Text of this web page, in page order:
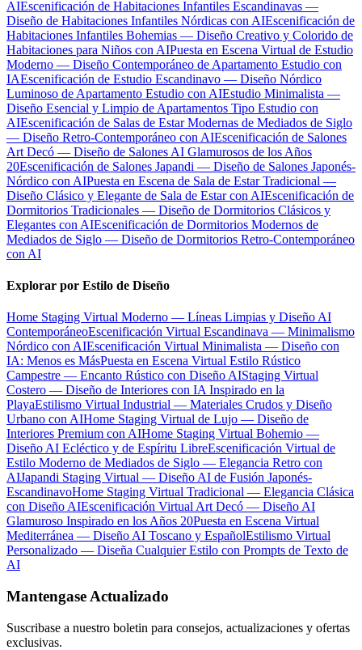
AIEscenificación de Habitaciones Infantiles Escandinavas —
Diseño de Habitaciones Infantiles Nórdicas con AIEscenificación de
Habitaciones Infantiles Bohemias — Diseño Creativo y Colorido de
Habitaciones para Niños con AIPuesta en Escena Virtual de Estudio
Moderno — Diseño Contemporáneo de Apartamento Estudio con
IAEscenificación de Estudio Escandinavo — Diseño Nórdico
Luminoso de Apartamento Estudio con AIEstudio Minimalista —
Diseño Esencial y Limpio de Apartamentos Tipo Estudio con
AIEscenificación de Salas de Estar Modernas de Mediados de Siglo
— Diseño Retro-Contemporáneo con AIEscenificación de Salones
Art Decó — Diseño de Salones AI Glamurosos de los Años
20Escenificación de Salones Japandi — Diseño de Salones Japonés-
Nórdico con AIPuesta en Escena de Sala de Estar Tradicional —
Diseño Clásico y Elegante de Sala de Estar con AIEscenificación de
Dormitorios Tradicionales — Diseño de Dormitorios Clásicos y
Elegantes con AIEscenificación de Dormitorios Modernos de
Mediados de Siglo — Diseño de Dormitorios Retro-Contemporáneo
con AI
Explorar por Estilo de Diseño
Home Staging Virtual Moderno — Líneas Limpias y Diseño AI
ContemporáneoEscenificación Virtual Escandinava — Minimalismo
Nórdico con AIEscenificación Virtual Minimalista — Diseño con
IA: Menos es MásPuesta en Escena Virtual Estilo Rústico
Campestre — Encanto Rústico con Diseño AIStaging Virtual
Costero — Diseño de Interiores con IA Inspirado en la
PlayaEstilismo Virtual Industrial — Materiales Crudos y Diseño
Urbano con AIHome Staging Virtual de Lujo — Diseño de
Interiores Premium con AIHome Staging Virtual Bohemio —
Diseño AI Ecléctico y de Espíritu LibreEscenificación Virtual de
Estilo Moderno de Mediados de Siglo — Elegancia Retro con
AIJapandi Staging Virtual — Diseño AI de Fusión Japonés-
EscandinavoHome Staging Virtual Tradicional — Elegancia Clásica
con Diseño AIEscenificación Virtual Art Decó — Diseño AI
Glamuroso Inspirado en los Años 20Puesta en Escena Virtual
Mediterránea — Diseño AI Toscano y EspañolEstilismo Virtual
Personalizado — Diseña Cualquier Estilo con Prompts de Texto de
AI
Mantengase Actualizado
Suscribase a nuestro boletin para consejos, actualizaciones y ofertas
exclusivas.